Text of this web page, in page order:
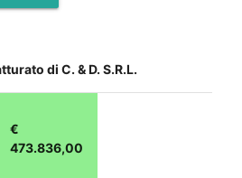
di C. & D. S.R.L.
€
473.836,00